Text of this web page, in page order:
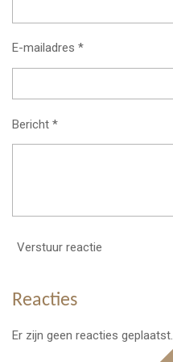
E-mailadres *
Bericht *
Verstuur reactie
Reacties
Er zijn geen reacties geplaatst.